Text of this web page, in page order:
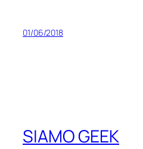
01/06/2018
SIAMO GEEK